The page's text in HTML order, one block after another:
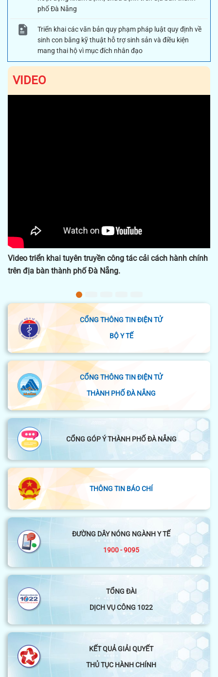
phố Đà Nẵng
Triển khai các văn bản quy phạm pháp luật quy định về
sinh con bằng kỹ thuật hỗ trợ sinh sản và điều kiện
mang thai hộ vì mục đích nhân đạo
VIDEO
công tác cải cách hành chính Dấu ấn công tác y tế 2024
CỔNG THÔNG TIN ĐIỆN TỬ
BỘ Y TẾ
CỔNG THÔNG TIN ĐIỆN TỬ
THÀNH PHỐ ĐÀ NẴNG
CỔNG GÓP Ý THÀNH PHỐ ĐÀ NẴNG
THÔNG TIN BÁO CHÍ
ĐƯỜNG DÂY NÓNG NGÀNH Y TẾ
1900 - 9095
TỔNG ĐÀI
DỊCH VỤ CÔNG 1022
KẾT QUẢ GIẢI QUYẾT
THỦ TỤC HÀNH CHÍNH